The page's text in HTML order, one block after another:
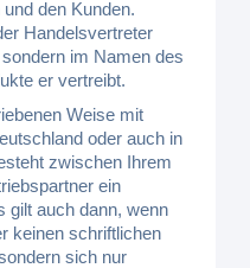
den Kunden.
Handelsvertreter
im Namen des
er vertreibt.
Weise mit
oder auch in
zwischen Ihrem
ein
gilt auch dann, wenn
keinen schriftlichen
sich nur